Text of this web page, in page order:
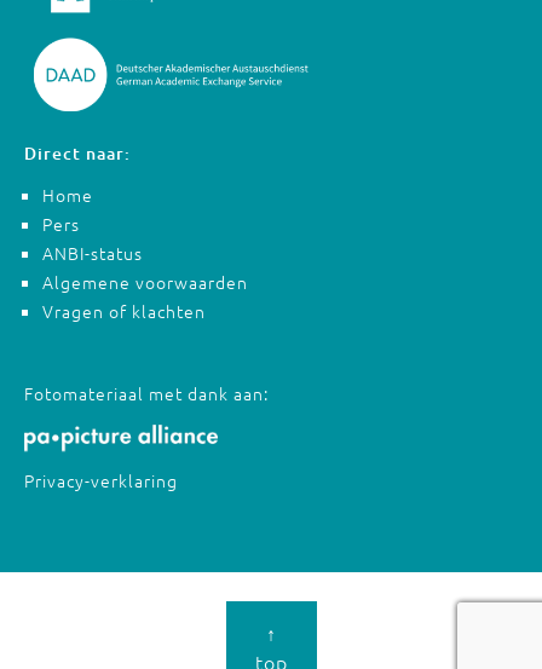
Direct naar:
Home
Pers
ANBI-status
Algemene voorwaarden
Vragen of klachten
Fotomateriaal met dank aan:
Privacy-verklaring
↑
top